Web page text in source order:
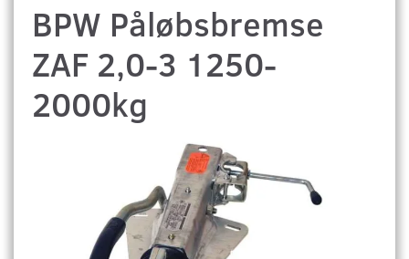
BPW Påløbsbremse
ZAF 2,0-3 1250-
2000kg